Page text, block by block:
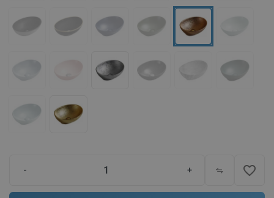
- + favorite_border